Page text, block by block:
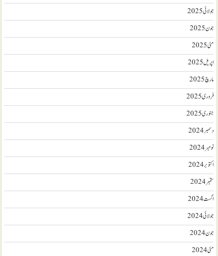
جولائی 2025
جون 2025
مئی 2025
اپریل 2025
مارچ 2025
فروری 2025
جنوری 2025
دسمبر 2024
نومبر 2024
اکتوبر 2024
ستمبر 2024
اگست 2024
جولائی 2024
جون 2024
مئی 2024